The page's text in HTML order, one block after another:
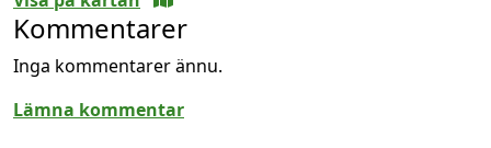
Kommentarer
Inga kommentarer ännu.
Lämna kommentar